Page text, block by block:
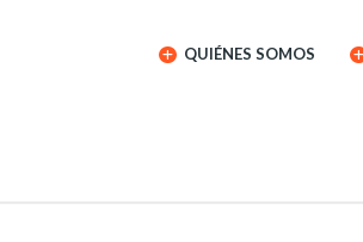
QUIÉNES SOMOS